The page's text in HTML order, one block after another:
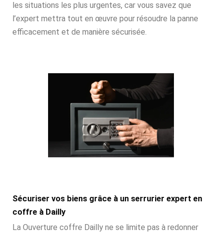
les situations les plus urgentes, car vous savez que
l’expert mettra tout en œuvre pour résoudre la panne
efficacement et de manière sécurisée.
Sécuriser vos biens grâce à un serrurier expert en
coffre à Dailly
La Ouverture coffre Dailly ne se limite pas à redonner